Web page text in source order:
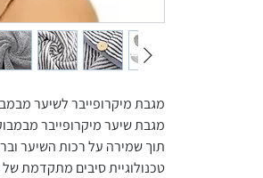
מגבת מיקרופייבר לשיער
מגבת שיער מיקרופייבר
תוך שמירה על רכות השיער
טכנולוגיית סיבים מתקדמת